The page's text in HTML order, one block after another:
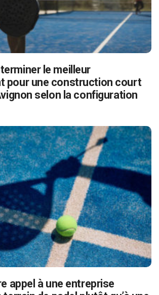
le meilleur
pour une construction court
selon la configuration
appel à une entreprise